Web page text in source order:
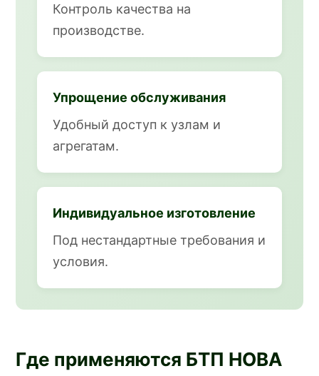
Контроль качества на
производстве.
Упрощение обслуживания
Удобный доступ к узлам и
агрегатам.
Индивидуальное изготовление
Под нестандартные требования и
условия.
Где применяются БТП НОВА